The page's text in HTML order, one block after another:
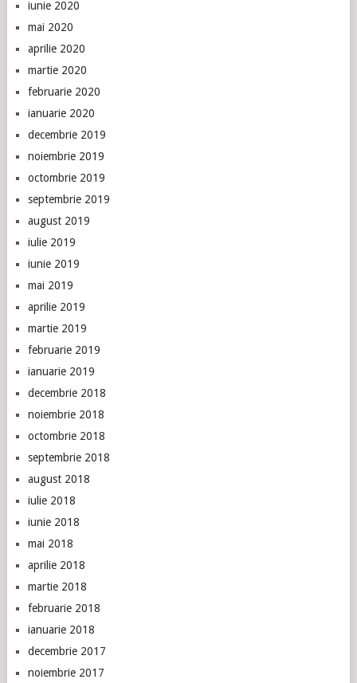
iunie 2020
mai 2020
aprilie 2020
martie 2020
februarie 2020
ianuarie 2020
decembrie 2019
noiembrie 2019
octombrie 2019
septembrie 2019
august 2019
iulie 2019
iunie 2019
mai 2019
aprilie 2019
martie 2019
februarie 2019
ianuarie 2019
decembrie 2018
noiembrie 2018
octombrie 2018
septembrie 2018
august 2018
iulie 2018
iunie 2018
mai 2018
aprilie 2018
martie 2018
februarie 2018
ianuarie 2018
decembrie 2017
noiembrie 2017